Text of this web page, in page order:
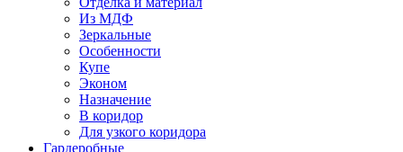
Из МДФ
Зеркальные
Особенности
Купе
Эконом
Назначение
В коридор
Для узкого коридора
Гардеробные